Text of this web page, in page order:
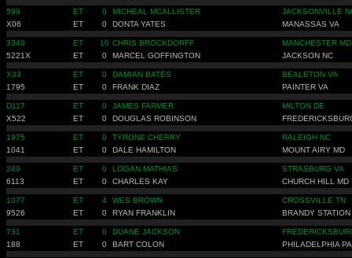
599 ET 0 MICHEAL MCALLISTER
JACKSONVILLE
X06
ET 0 DONTA YATES MANASSAS VA
3340 ET 10 CHRIS BROCKDORFF
MANCHESTER MD
5221X
ET 0 MARCEL GOFFINGTON JACKSON NC
X33 ET 0 DAMIAN BATES
BEALETON VA
1795
ET 0 FRANK DIAZ PAINTER VA
D117 ET 0 JAMES FARMER
MILTON DE
X522
ET 0 DOUGLAS ROBINSON
1975 ET 0 TYRONE CHERRY
RALEIGH NC
1041
ET 0 DALE HAMILTON MOUNT AIRY MD
249 ET 0 LOGAN MATHIAS
STRASBURG VA
6113
ET 0 CHARLES KAY CHURCH HILL MD
1077 ET 4 WES BROWN
CROSSVILLE TN
9526
ET 0 RYAN FRANKLIN BRANDY STATION
731 ET 0 DUANE JACKSON
188
ET 0 BART COLON PHILADELPHIA PA